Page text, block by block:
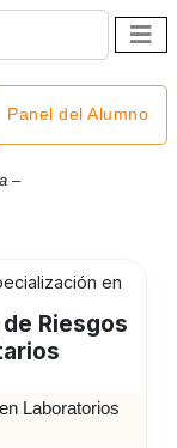
Panel del Alumno
–
en
Riesgos